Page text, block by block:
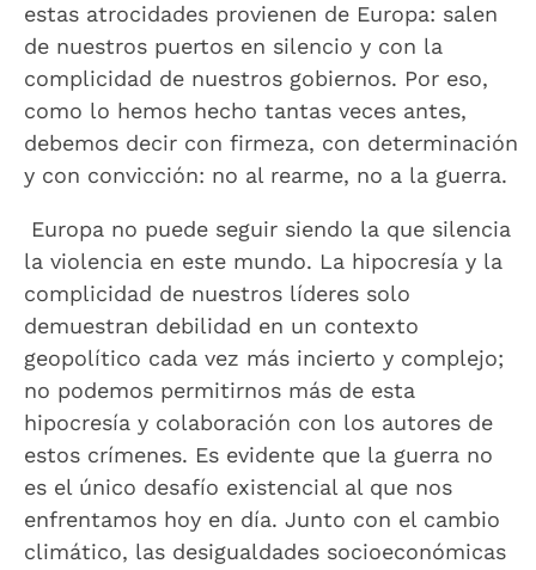
estas atrocidades provienen de Europa: salen
de nuestros puertos en silencio y con la
complicidad de nuestros gobiernos. Por eso,
como lo hemos hecho tantas veces antes,
debemos decir con firmeza, con determinación
y con convicción: no al rearme, no a la guerra.
Europa no puede seguir siendo la que silencia
la violencia en este mundo. La hipocresía y la
complicidad de nuestros líderes solo
demuestran debilidad en un contexto
geopolítico cada vez más incierto y complejo;
no podemos permitirnos más de esta
hipocresía y colaboración con los autores de
estos crímenes. Es evidente que la guerra no
es el único desafío existencial al que nos
enfrentamos hoy en día. Junto con el cambio
climático, las desigualdades socioeconómicas